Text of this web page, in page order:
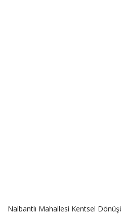
Nalbantlı Mahallesi Kentsel